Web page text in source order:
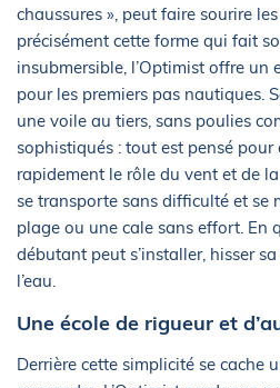
chaussures », peut faire sourire
précisément cette forme qui fait
insubmersible, l’Optimist offre un
pour les premiers pas nautiques.
une voile au tiers, sans poulies
sophistiqués : tout est pensé pour
rapidement le rôle du vent et de
se transporte sans difficulté et se
plage ou une cale sans effort. En
débutant peut s’installer, hisser
l’eau.
Une école de rigueur et
Derrière cette simplicité se cache